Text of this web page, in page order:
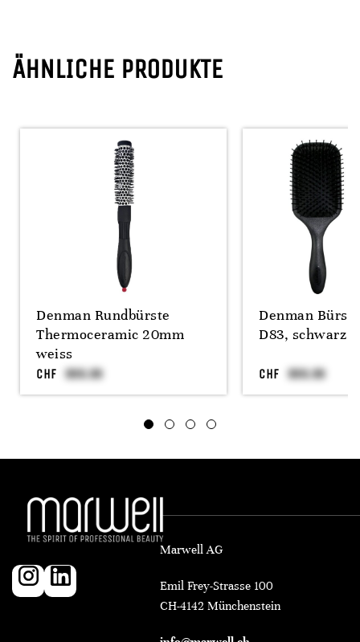
ÄHNLICHE PRODUKTE
Denman Rundbürste
Thermoceramic 20mm
weiss
CHF
Denman
D83, schwarz
CHF
Marwell AG
Emil Frey-Strasse 100
CH-4142 Münchenstein